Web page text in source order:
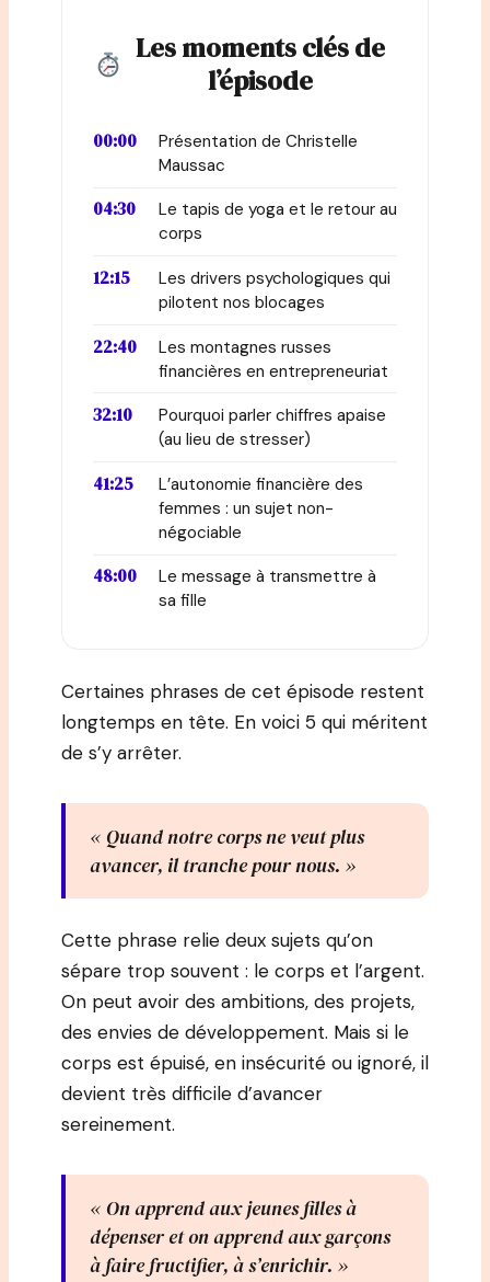
Les moments clés de
l’épisode
00:00
Présentation de Christelle
Maussac
04:30
Le tapis de yoga et le retour au
corps
12:15
Les drivers psychologiques qui
pilotent nos blocages
22:40
Les montagnes russes
financières en entrepreneuriat
32:10
Pourquoi parler chiffres apaise
(au lieu de stresser)
41:25
L’autonomie financière des
femmes : un sujet non-
négociable
48:00
Le message à transmettre à
sa fille
Certaines phrases de cet épisode restent
longtemps en tête. En voici 5 qui méritent
de s’y arrêter.
« Quand notre corps ne veut plus
avancer, il tranche pour nous. »
Cette phrase relie deux sujets qu’on
sépare trop souvent : le corps et l’argent.
On peut avoir des ambitions, des projets,
des envies de développement. Mais si le
corps est épuisé, en insécurité ou ignoré, il
devient très difficile d’avancer
sereinement.
« On apprend aux jeunes filles à
dépenser et on apprend aux garçons
à faire fructifier, à s’enrichir. »